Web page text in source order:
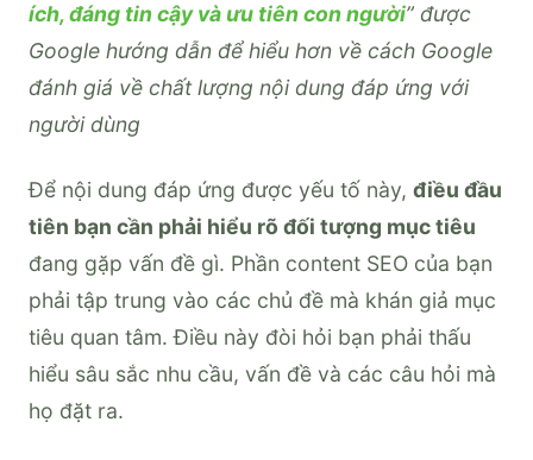
ích, đáng tin cậy và ưu tiên con người” được
Google hướng dẫn để hiểu hơn về cách Google
đánh giá về chất lượng nội dung đáp ứng với
người dùng
Để nội dung đáp ứng được yếu tố này, điều đầu
tiên bạn cần phải hiểu rõ đối tượng mục tiêu
đang gặp vấn đề gì. Phần content SEO của bạn
phải tập trung vào các chủ đề mà khán giả mục
tiêu quan tâm. Điều này đòi hỏi bạn phải thấu
hiểu sâu sắc nhu cầu, vấn đề và các câu hỏi mà
họ đặt ra.